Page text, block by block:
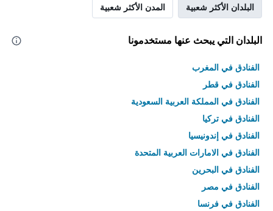
البلدان الأكثر شعبية المدن الأكثر شعبية
البلدان التي يبحث عنها مستخدمونا
الفنادق في المغرب
الفنادق في قطر
الفنادق في المملكة العربية السعودية
الفنادق في تركيا
الفنادق في إندونيسيا
الفنادق في الامارات العربية المتحدة
الفنادق في البحرين
الفنادق في مصر
الفنادق في فرنسا